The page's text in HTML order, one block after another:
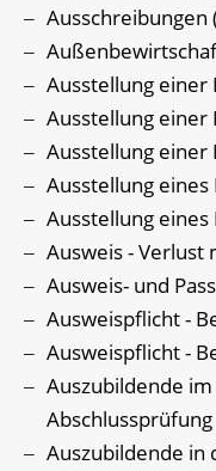
Ausschreibungen
Ausstellung einer
Ausstellung einer
Ausstellung einer
Ausstellung
Ausstellung
Ausweis - Verlust
Ausweis- und
Ausweispflicht -
Ausweispflicht -
Auszubildende
Auszubildende in